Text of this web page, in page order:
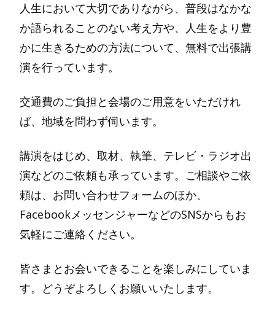
人生において大切でありながら、普段はなかな
か語られることのない考え方や、人生をより豊
かに生きるための方法について、無料で出張講
演を行っています。
交通費のご負担と会場のご用意をいただけれ
ば、地域を問わず伺います。
講演をはじめ、取材、執筆、テレビ・ラジオ出
演などのご依頼も承っています。ご相談やご依
頼は、お問い合わせフォームのほか、
FacebookメッセンジャーなどのSNSからもお
気軽にご連絡ください。
皆さまとお会いできることを楽しみにしていま
す。どうぞよろしくお願いいたします。